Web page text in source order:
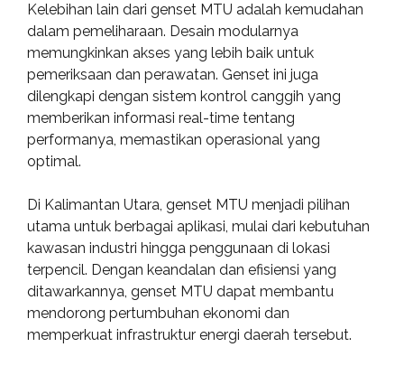
Kelebihan lain dari genset MTU adalah kemudahan
dalam pemeliharaan. Desain modularnya
memungkinkan akses yang lebih baik untuk
pemeriksaan dan perawatan. Genset ini juga
dilengkapi dengan sistem kontrol canggih yang
memberikan informasi real-time tentang
performanya, memastikan operasional yang
optimal.
Di Kalimantan Utara, genset MTU menjadi pilihan
utama untuk berbagai aplikasi, mulai dari kebutuhan
kawasan industri hingga penggunaan di lokasi
terpencil. Dengan keandalan dan efisiensi yang
ditawarkannya, genset MTU dapat membantu
mendorong pertumbuhan ekonomi dan
memperkuat infrastruktur energi daerah tersebut.